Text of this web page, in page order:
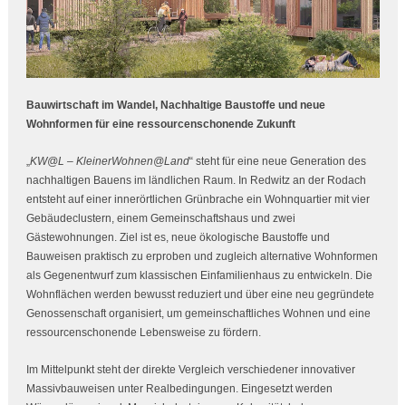
Bauwirtschaft im Wandel, Nachhaltige Baustoffe und neue
Wohnformen für eine ressourcenschonende Zukunft
KW@L – KleinerWohnen@Land“ steht für eine neue Generation des
nachhaltigen Bauens im ländlichen Raum. In Redwitz an der Rodach
entsteht auf einer innerörtlichen Grünbrache ein Wohnquartier mit vier
Gebäudeclustern, einem Gemeinschaftshaus und zwei
Gästewohnungen. Ziel ist es, neue ökologische Baustoffe und
Bauweisen praktisch zu erproben und zugleich alternative Wohnformen
als Gegenentwurf zum klassischen Einfamilienhaus zu entwickeln. Die
Wohnflächen werden bewusst reduziert und über eine neu gegründete
Genossenschaft organisiert, um gemeinschaftliches Wohnen und eine
ressourcenschonende Lebensweise zu fördern.
Im Mittelpunkt steht der direkte Vergleich verschiedener innovativer
Massivbauweisen unter Realbedingungen. Eingesetzt werden